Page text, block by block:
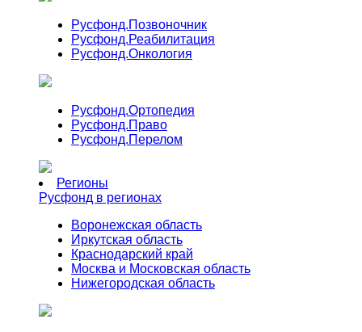
Русфонд.Позвоночник
Русфонд.Реабилитация
Русфонд.Онкология
Русфонд.Ортопедия
Русфонд.Право
Русфонд.Перелом
Регионы
Русфонд в регионах
Воронежская область
Иркутская область
Краснодарский край
Москва и Московская область
Нижегородская область